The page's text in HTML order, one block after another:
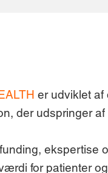
er udviklet
der udspringer
ekspertise
for patienter